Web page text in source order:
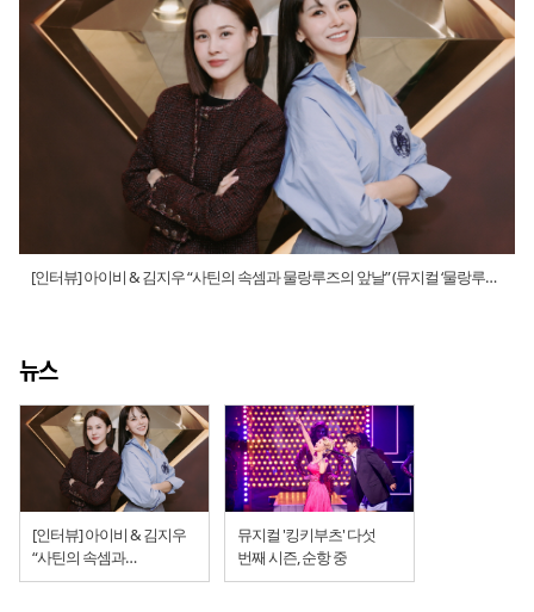
[인터뷰] 아이비 & 김지우 “사틴의 속셈과 물랑루즈의 앞날” (뮤지컬 ‘물랑루즈’
뉴스
[인터뷰] 아이비 & 김지우
“사틴의 속셈과
물랑루즈의 앞날” (뮤지컬
뮤지컬 '킹키부츠' 다섯
번째 시즌, 순항 중